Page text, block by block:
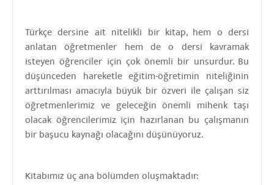
Türkçe dersine ait nitelikli bir kitap, hem o dersi
anlatan öğretmenler hem de o dersi kavramak
isteyen öğrenciler için çok önemli bir unsurdur. Bu
düşünceden hareketle eğitim-öğretimin niteliğinin
arttırılması amacıyla büyük bir özveri ile çalışan siz
öğretmenlerimiz ve geleceğin önemli mihenk taşı
olacak öğrencilerimiz için hazırlanan bu çalışmanın
bir başucu kaynağı olacağını düşünüyoruz.
Kitabımız üç ana bölümden oluşmaktadır: